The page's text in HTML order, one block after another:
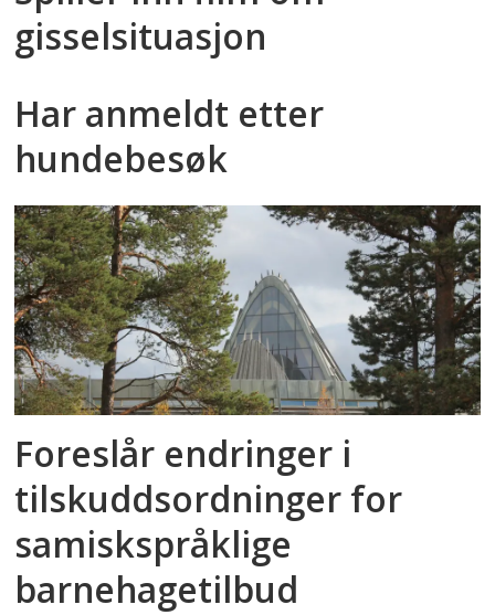
gisselsituasjon
Har anmeldt etter
hundebesøk
Foreslår endringer i
tilskuddsordninger for
samiskspråklige
barnehagetilbud